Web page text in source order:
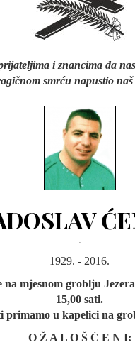
i znancima da
smrću napustio
.
1929. - 2016.
mjesnom groblju
15,00 sati.
primamo u kapelici na
O Ž A L O Š Ć E N I: